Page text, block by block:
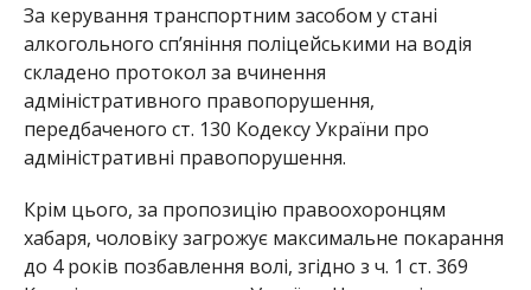
За керування транспортним засобом у стані
алкогольного сп’яніння поліцейськими на водія
складено протокол за вчинення
адміністративного правопорушення,
передбаченого ст. 130 Кодексу України про
адміністративні правопорушення.
Крім цього, за пропозицію правоохоронцям
хабаря, чоловіку загрожує максимальне покарання
до 4 років позбавлення волі, згідно з ч. 1 ст. 369